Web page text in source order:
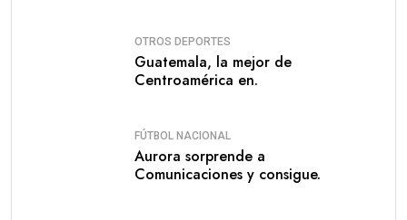
OTROS DEPORTES
Guatemala, la mejor de
Centroamérica en.
FÚTBOL NACIONAL
Aurora sorprende a
Comunicaciones y consigue.